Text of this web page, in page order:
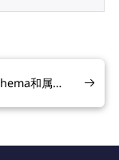
Schema和属性管理